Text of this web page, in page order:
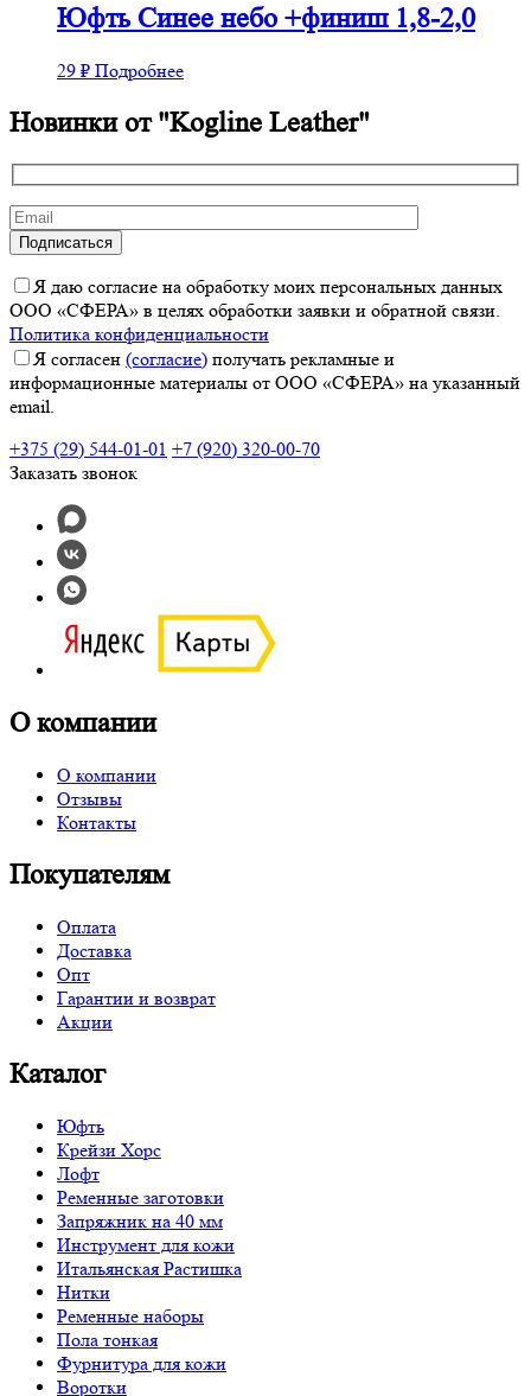
Юфть Синее небо +финиш 1,8-2,0
29 ₽ Подробнее
Новинки от "Kogline Leather"
Я даю согласие на обработку моих персональных данных
ООО «СФЕРА» в целях обработки заявки и обратной связи.
Политика конфиденциальности
Я согласен (согласие) получать рекламные и
информационные материалы от ООО «СФЕРА» на указанный
email.
+375 (29) 544-01-01 +7 (920) 320-00-70
Заказать звонок
О компании
О компании
Отзывы
Контакты
Покупателям
Оплата
Доставка
Опт
Гарантии и возврат
Акции
Каталог
Юфть
Крейзи Хорс
Лофт
Ременные заготовки
Запряжник на 40 мм
Инструмент для кожи
Итальянская Растишка
Нитки
Ременные наборы
Пола тонкая
Фурнитура для кожи
Воротки